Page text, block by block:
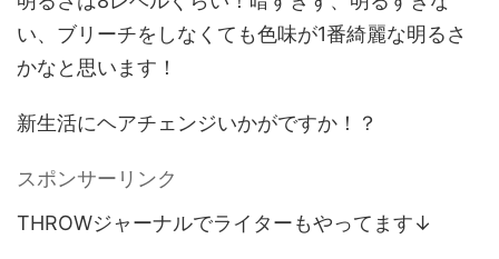
い、ブリーチをしなくても色味が1番綺麗な明るさ
かなと思います！
新生活にヘアチェンジいかがですか！？
スポンサーリンク
THROWジャーナルでライターもやってます↓